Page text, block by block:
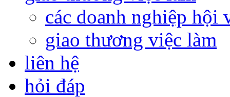
các doanh nghiệp hội
giao thương việc làm
liên hệ
hỏi đáp